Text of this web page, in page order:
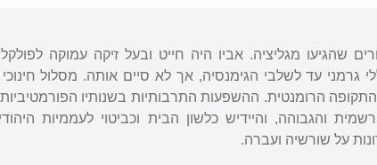
שהגיעו מגליציה. אביו היה חייט ובעל זיקה עמוקה
גרמני עד לשלבי הגימנסיה, אך לא סיים אותה. מסלול
התקופה הרומנטית. ההשפעות התרבותיות בשנותיו
והגבוהה, והיידיש כלשון הבית וכביטוי לעממיות
על שורשיה ועברה.